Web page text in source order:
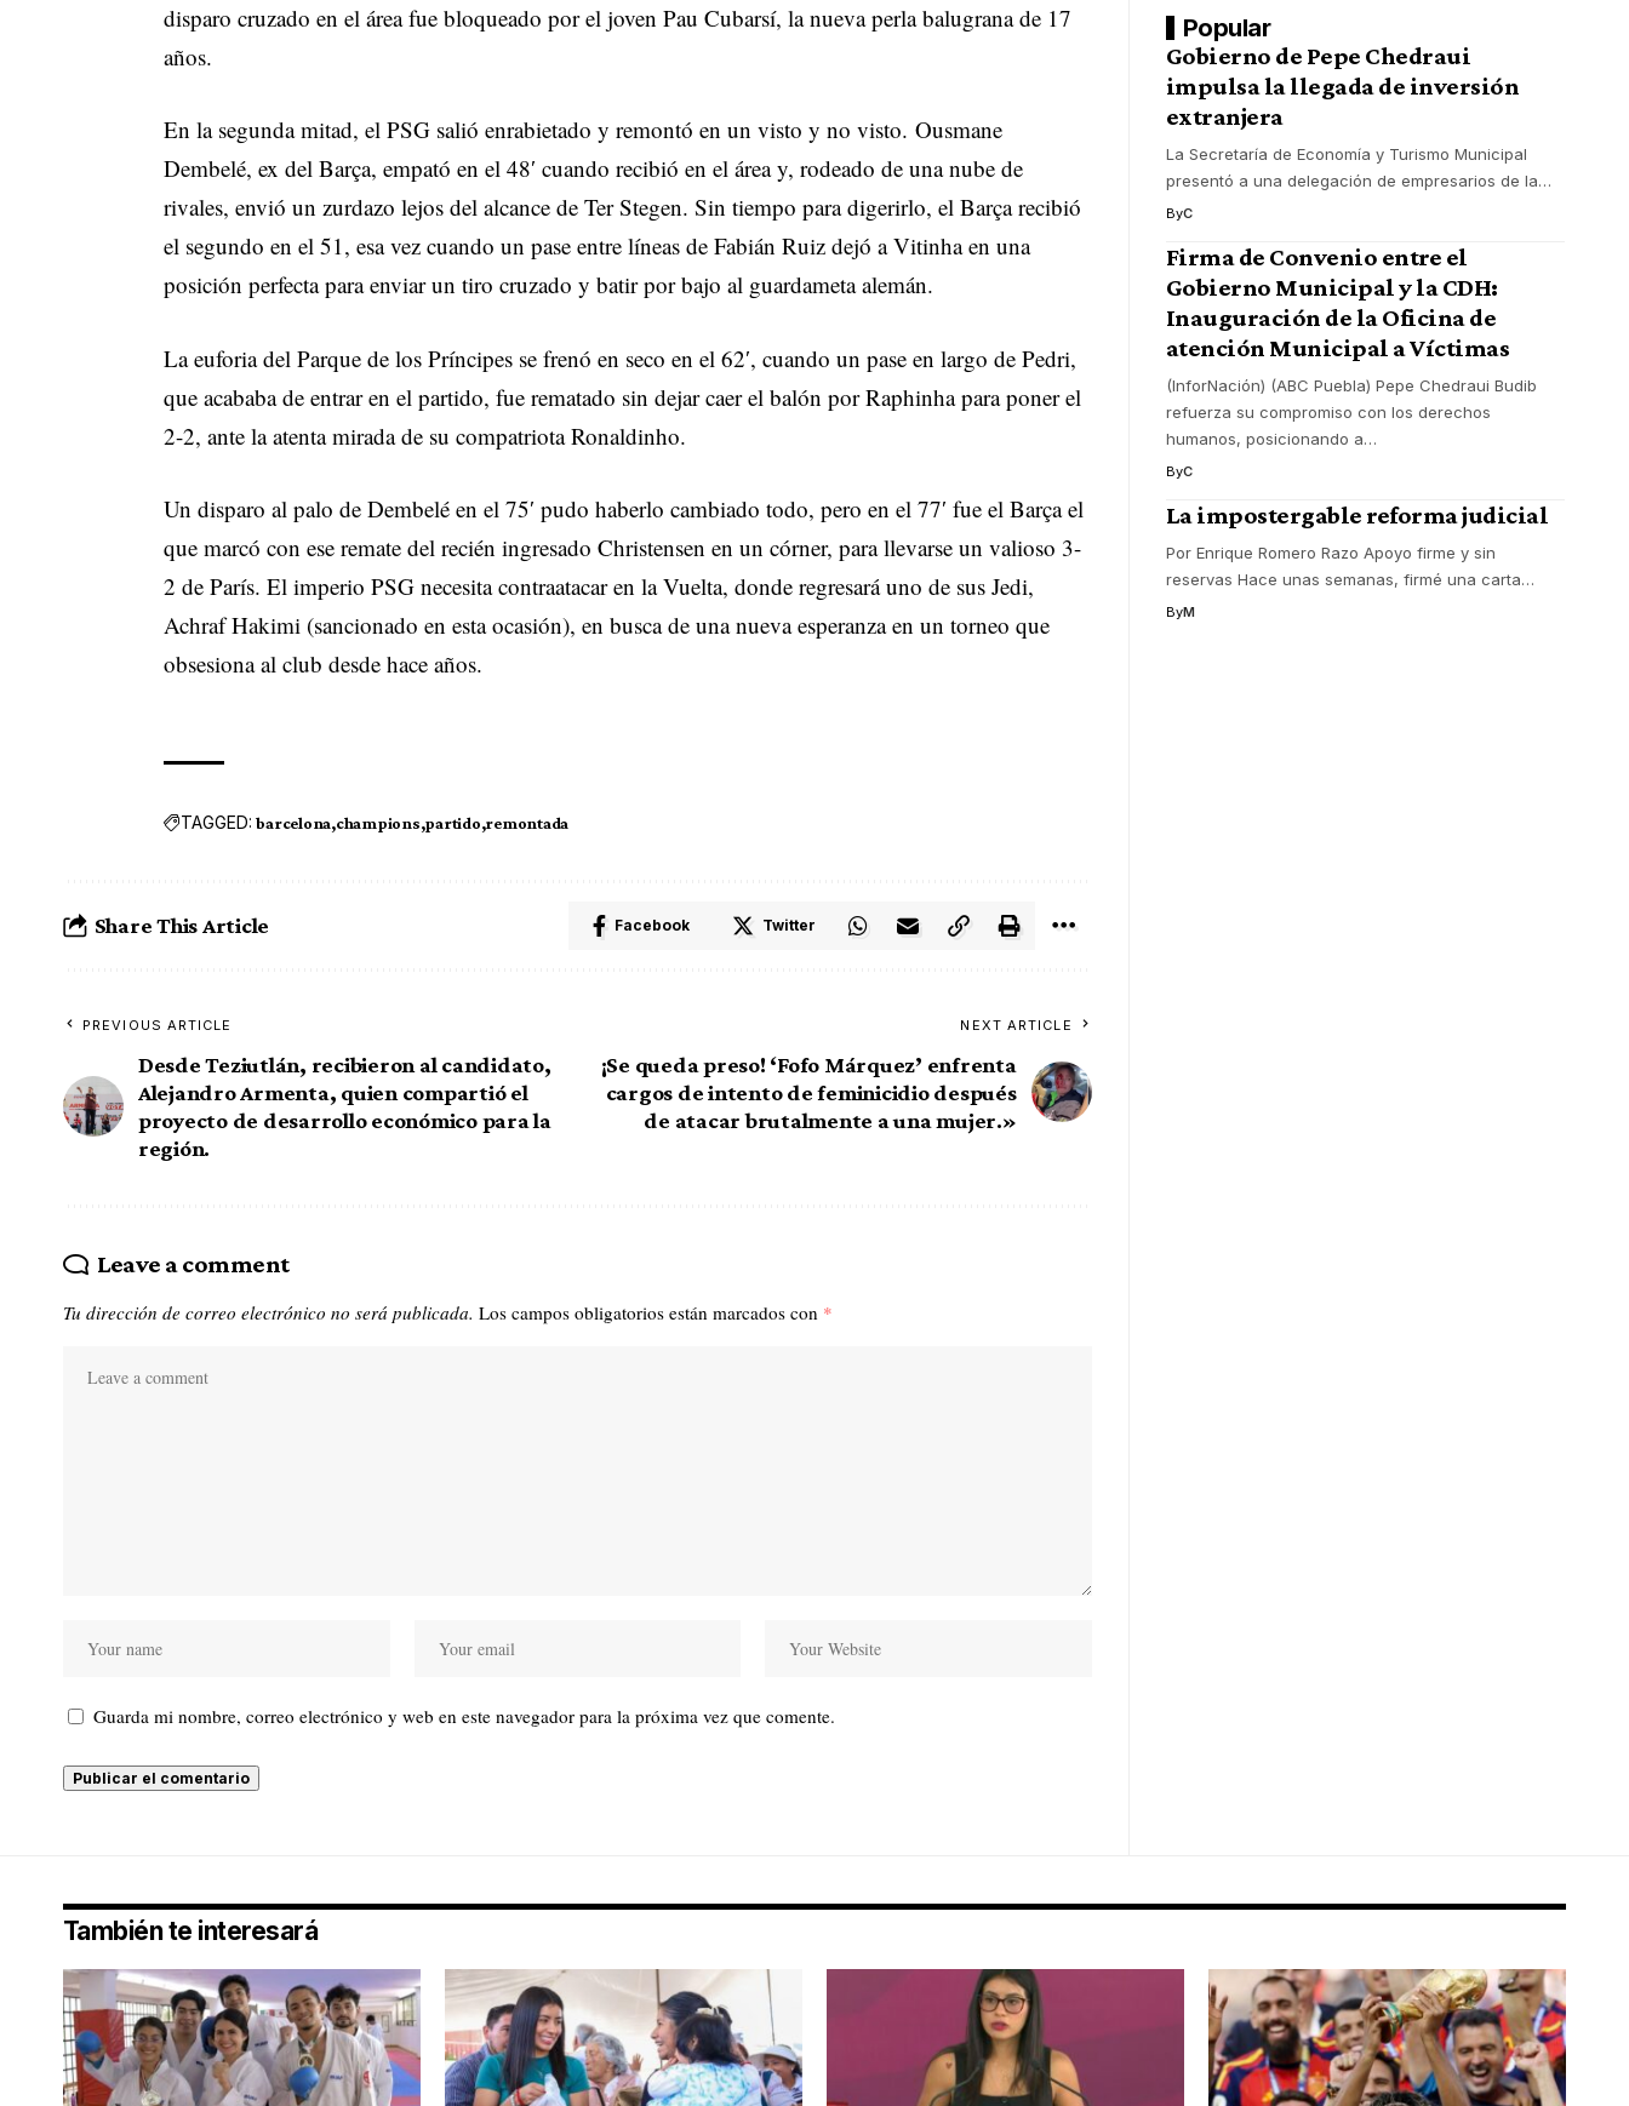
disparo cruzado en el área fue bloqueado por el joven Pau Cubarsí, la nueva perla balugrana de 17
años.
En la segunda mitad, el PSG salió enrabietado y remontó en un visto y no visto. Ousmane
Dembelé, ex del Barça, empató en el 48′ cuando recibió en el área y, rodeado de una nube de
rivales, envió un zurdazo lejos del alcance de Ter Stegen. Sin tiempo para digerirlo, el Barça recibió
el segundo en el 51, esa vez cuando un pase entre líneas de Fabián Ruiz dejó a Vitinha en una
posición perfecta para enviar un tiro cruzado y batir por bajo al guardameta alemán.
La euforia del Parque de los Príncipes se frenó en seco en el 62′, cuando un pase en largo de Pedri,
que acababa de entrar en el partido, fue rematado sin dejar caer el balón por Raphinha para poner el
2-2, ante la atenta mirada de su compatriota Ronaldinho.
Un disparo al palo de Dembelé en el 75′ pudo haberlo cambiado todo, pero en el 77′ fue el Barça el
que marcó con ese remate del recién ingresado Christensen en un córner, para llevarse un valioso 3-
2 de París. El imperio PSG necesita contraatacar en la Vuelta, donde regresará uno de sus Jedi,
Achraf Hakimi (sancionado en esta ocasión), en busca de una nueva esperanza en un torneo que
obsesiona al club desde hace años.
TAGGED: barcelona champions partido remontada
Share This Article Facebook Twitter
PREVIOUS ARTICLE
Desde Teziutlán, recibieron al candidato,
Alejandro Armenta, quien compartió el
proyecto de desarrollo económico para la
región.
NEXT ARTICLE
¡Se queda preso! ‘Fofo Márquez’ enfrenta
cargos de intento de feminicidio después
de atacar brutalmente a una mujer.»
Leave a comment
Tu dirección de correo electrónico no será publicada. Los campos obligatorios están marcados con *
Guarda mi nombre, correo electrónico y web en este navegador para la próxima vez que comente.
Popular
Gobierno de Pepe Chedraui
impulsa la llegada de inversión
extranjera
La Secretaría de Economía y Turismo Municipal
presentó a una delegación de empresarios de la…
ByC
Firma de Convenio entre el
Gobierno Municipal y la CDH:
Inauguración de la Oficina de
atención Municipal a Víctimas
(InforNación) (ABC Puebla) Pepe Chedraui Budib
refuerza su compromiso con los derechos
humanos, posicionando a…
ByC
La impostergable reforma judicial
Por Enrique Romero Razo Apoyo firme y sin
reservas Hace unas semanas, firmé una carta…
ByM
También te interesará